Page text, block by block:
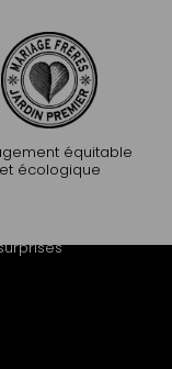
équitable
et écologique